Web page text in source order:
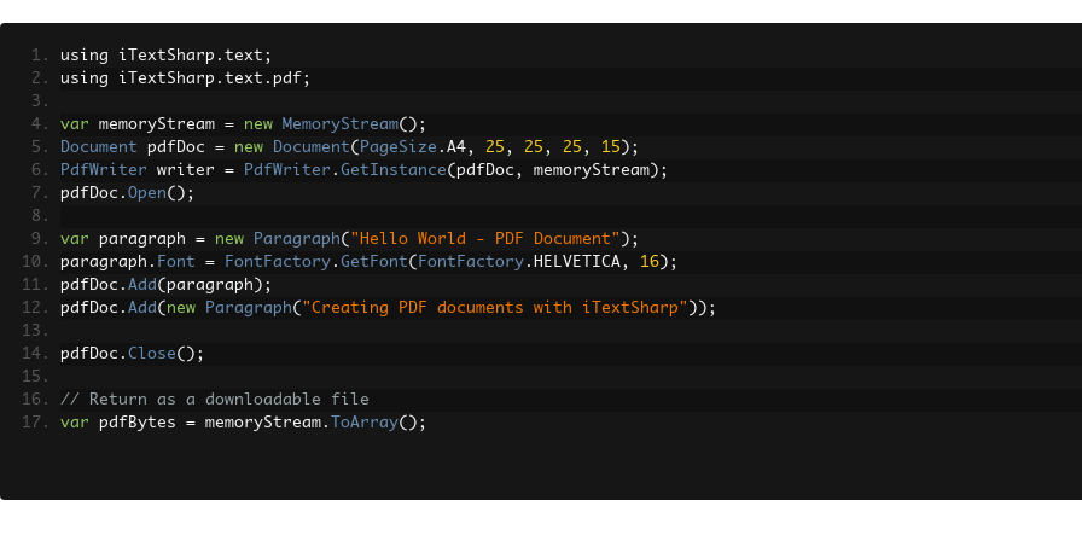
using iTextSharp . text ;
using iTextSharp . text . pdf ;
var memoryStream = new MemoryStream();
Document pdfDoc = new Document( PageSize . A4, 25 , 25 , 25 , 15 );
PdfWriter writer = PdfWriter . GetInstance( pdfDoc , memoryStream );
pdfDoc . Open();
var paragraph = new Paragraph( "Hello World - PDF Document" );
paragraph . Font = FontFactory . GetFont( FontFactory . HELVETICA, 16 );
pdfDoc . Add ( paragraph );
pdfDoc . Add ( new Paragraph( "Creating PDF documents with iTextSharp" ));
pdfDoc . Close();
// Return as a downloadable file
var pdfBytes = memoryStream . ToArray();